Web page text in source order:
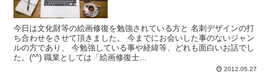
今日は文化財等の絵画修復を勉強されている方と 名刺デザインの打
ち合わせをさせて頂きました。 今までにお会いした事のないジャン
ルの方であり、 今勉強している事や経緯等、どれも面白いお話でし
た。(^^) 職業としては「絵画修復士...
2012.05.27